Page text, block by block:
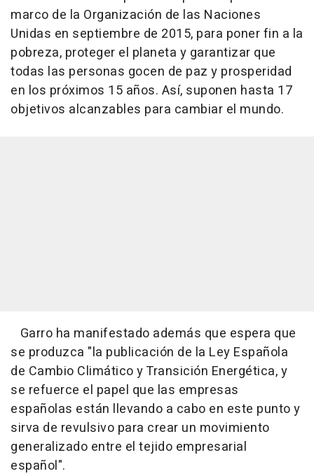
marco de la Organización de las Naciones
Unidas en septiembre de 2015, para poner fin a la
pobreza, proteger el planeta y garantizar que
todas las personas gocen de paz y prosperidad
en los próximos 15 años. Así, suponen hasta 17
objetivos alcanzables para cambiar el mundo.
Garro ha manifestado además que espera que
se produzca "la publicación de la Ley Española
de Cambio Climático y Transición Energética, y
se refuerce el papel que las empresas
españolas están llevando a cabo en este punto y
sirva de revulsivo para crear un movimiento
generalizado entre el tejido empresarial
español".